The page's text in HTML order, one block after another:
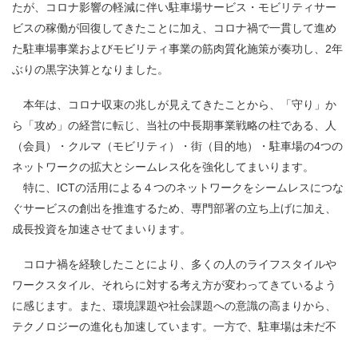
たが、コロナ影響の軽減に伴い駐車場サービス・モビリティサー
ビスの稼働が回復してきたことに加え、コロナ禍で一貫して進め
た駐車場事業およびモビリティ事業の筋肉質化施策が奏功し、2年
ぶりの黒字決算となりました。
本年は、コロナ収束の兆しが見えてきたことから、「守り」か
ら「攻め」の経営に転じ、当社の中長期事業戦略の柱である、人
（会員）・クルマ（モビリティ）・街（目的地）・駐車場の4つの
ネットワークの拡大とシームレス化を強化してまいります。
特に、 ICTの活用による４つのネットワークをシームレスにつな
ぐサービスの創出を推進するため、専門部署の立ち上げに加え、
成長投資を加速させてまいります。
コロナ禍を経験したことにより、多くの人のライフスタイルや
ワークスタイル、それらに対する考え方が変わってきているよう
に感じます。また、環境課題や社会課題への意識の高まりから、
テクノロジーの進化も加速しています。一方で、駐車場は未だ不